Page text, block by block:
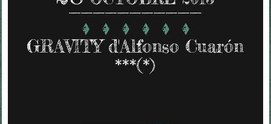
GRAVITY d'Alfonso Cuarón
***(*)